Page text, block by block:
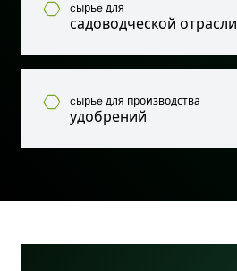
cырьe для
садоводческой отрасли
cырьe для производства
удобрений